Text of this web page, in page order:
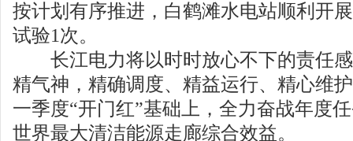
按计划有序推进，白鹤滩水电站顺利开
试验1次。
长江电力将以时时放心不下的责任感
精气神，精确调度、精益运行、精心维
一季度“开门红”基础上，全力奋战年度
世界最大清洁能源走廊综合效益。